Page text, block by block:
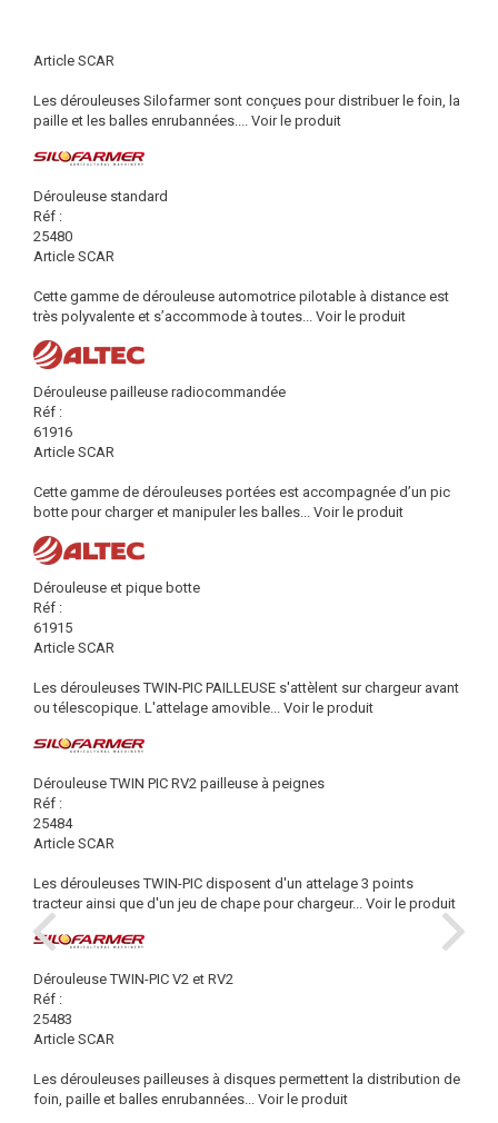
Article SCAR
Les dérouleuses Silofarmer sont conçues pour distribuer le foin, la
paille et les balles enrubannées.... Voir le produit
Dérouleuse standard
Réf :
25480
Article SCAR
Cette gamme de dérouleuse automotrice pilotable à distance est
très polyvalente et s’accommode à toutes... Voir le produit
Dérouleuse pailleuse radiocommandée
Réf :
61916
Article SCAR
Cette gamme de dérouleuses portées est accompagnée d’un pic
botte pour charger et manipuler les balles... Voir le produit
Dérouleuse et pique botte
Réf :
61915
Article SCAR
Les dérouleuses TWIN-PIC PAILLEUSE s'attèlent sur chargeur avant
ou télescopique. L'attelage amovible... Voir le produit
Dérouleuse TWIN PIC RV2 pailleuse à peignes
Réf :
25484
Article SCAR
Les dérouleuses TWIN-PIC disposent d'un attelage 3 points
tracteur ainsi que d'un jeu de chape pour chargeur... Voir le produit
Dérouleuse TWIN-PIC V2 et RV2
Réf :
25483
Article SCAR
Les dérouleuses pailleuses à disques permettent la distribution de
foin, paille et balles enrubannées... Voir le produit